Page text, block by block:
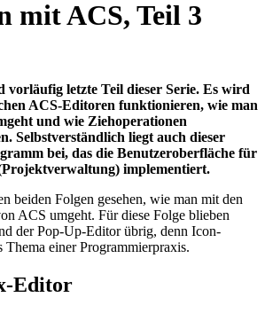
mit ACS, Teil 3
vorläufig letzte Teil dieser Serie. Es wird
ACS-Editoren funktionieren, wie man
und wie Ziehoperationen
Selbstverständlich liegt auch dieser
bei, das die Benutzeroberfläche für
implementiert.
beiden Folgen gesehen, wie man mit den
ACS umgeht. Für diese Folge blieben
der Pop-Up-Editor übrig, denn Icon-
Thema einer Programmierpraxis.
Editor